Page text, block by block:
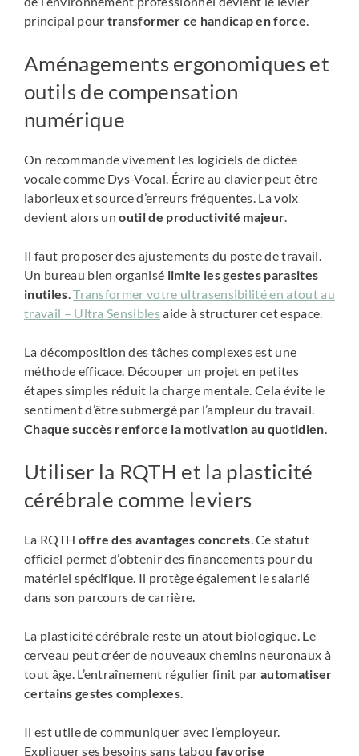
principal pour transformer ce handicap en force.
Aménagements ergonomiques et
outils de compensation
numérique
On recommande vivement les logiciels de dictée
vocale comme Dys-Vocal. Écrire au clavier peut être
laborieux et source d’erreurs fréquentes. La voix
devient alors unoutil de productivité majeur.
Il faut proposer des ajustements du poste de travail.
Un bureau bien organisé limite les gestes parasites
inutiles.Transformer votre ultrasensibilité en atout au
travail – Ultra Sensibles aide à structurer cet espace.
La décomposition des tâches complexes est une
méthode efficace. Découper un projet en petites
étapes simples réduit la charge mentale. Cela évite le
sentiment d’être submergé par l’ampleur du travail.
Chaque succès renforce la motivation au quotidien.
Utiliser la RQTH et la plasticité
cérébrale comme leviers
La RQTH offre des avantages concrets. Ce statut
officiel permet d’obtenir des financements pour du
matériel spécifique. Il protège également le salarié
dans son parcours de carrière.
La plasticité cérébrale reste un atout biologique. Le
cerveau peut créer de nouveaux chemins neuronaux à
tout âge. L’entraînement régulier finit parautomatiser
certains gestes complexes.
Il est utile de communiquer avec l’employeur.
Expliquer ses besoins sans tabou favorise